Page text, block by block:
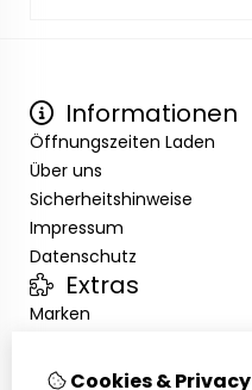
Informationen
Öffnungszeiten Laden
Über uns
Sicherheitshinweise
Impressum
Datenschutz
Extras
Marken
Kundenservice
Cookies & Privacy